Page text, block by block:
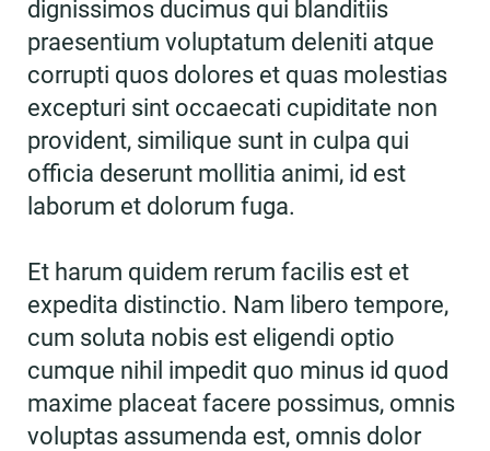
dignissimos ducimus qui blanditiis
praesentium voluptatum deleniti atque
corrupti quos dolores et quas molestias
excepturi sint occaecati cupiditate non
provident, similique sunt in culpa qui
officia deserunt mollitia animi, id est
laborum et dolorum fuga.
Et harum quidem rerum facilis est et
expedita distinctio. Nam libero tempore,
cum soluta nobis est eligendi optio
cumque nihil impedit quo minus id quod
maxime placeat facere possimus, omnis
voluptas assumenda est, omnis dolor